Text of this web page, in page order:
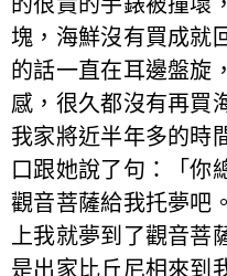
塊，海鮮沒有買成就
的話一直在耳邊盤旋
感，很久都沒有再買
我家將近半年多的時
口跟她說了句：「你
觀音菩薩給我托夢吧
上我就夢到了觀音菩
是出家比丘尼相來到